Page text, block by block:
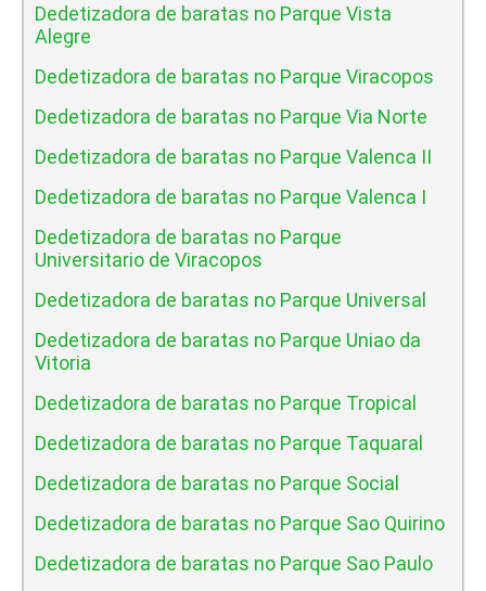
Dedetizadora de baratas no Parque Vista
Alegre
Dedetizadora de baratas no Parque Viracopos
Dedetizadora de baratas no Parque Via Norte
Dedetizadora de baratas no Parque Valenca II
Dedetizadora de baratas no Parque Valenca I
Dedetizadora de baratas no Parque
Universitario de Viracopos
Dedetizadora de baratas no Parque Universal
Dedetizadora de baratas no Parque Uniao da
Vitoria
Dedetizadora de baratas no Parque Tropical
Dedetizadora de baratas no Parque Taquaral
Dedetizadora de baratas no Parque Social
Dedetizadora de baratas no Parque Sao Quirino
Dedetizadora de baratas no Parque Sao Paulo